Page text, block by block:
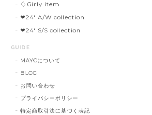
♢Girly item
❤︎24' A/W collection
❤︎24' S/S collection
GUIDE
MAYCについて
BLOG
お問い合わせ
プライバシーポリシー
特定商取引法に基づく表記